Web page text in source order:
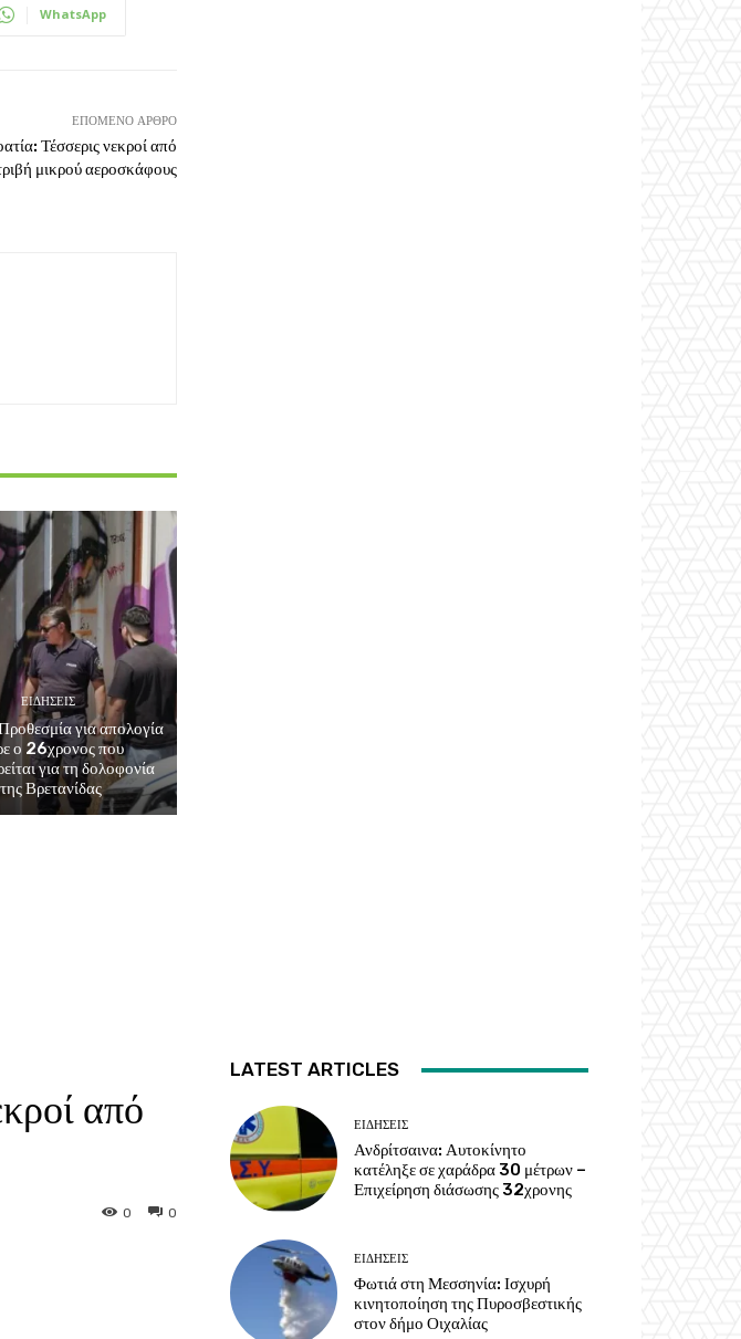
WhatsApp
ΕΠΌΜΕΝΟ ΆΡΘΡΟ
Τέσσερις νεκροί από
μικρού αεροσκάφους
ΕΙΔΗΣΕΙΣ
για απολογία
ο 26χρονος που
για τη δολοφονία
της Βρετανίδας